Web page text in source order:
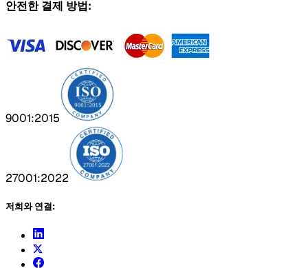
안전한 결제 방법:
9001:2015
27001:2022
저희와 연결: